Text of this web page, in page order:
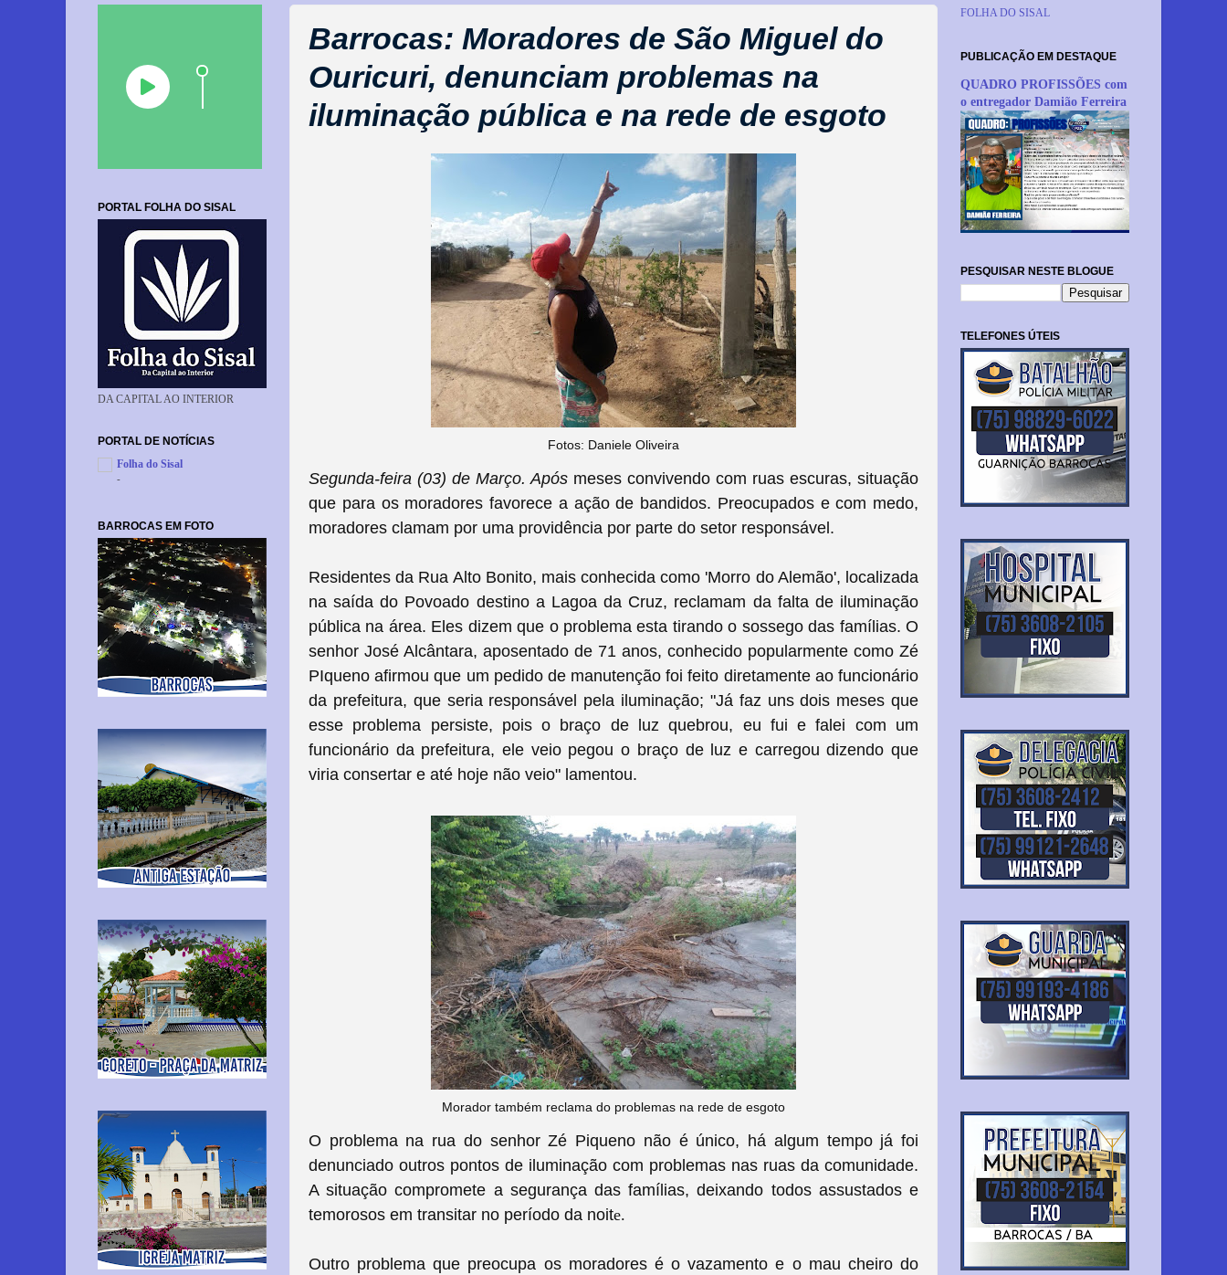
Barrocas: Moradores de São Miguel do
Ouricuri, denunciam problemas na
iluminação pública e na rede de esgoto
Fotos: Daniele Oliveira
Segunda-feira (03) de Março. Após meses convivendo com ruas escuras, situação
que para os moradores favorece a ação de bandidos. Preocupados e com medo,
moradores clamam por uma providência por parte do setor responsável.
Residentes da Rua Alto Bonito, mais conhecida como 'Morro do Alemão', localizada
na saída do Povoado destino a Lagoa da Cruz, reclamam da falta de iluminação
pública na área. Eles dizem que o problema esta tirando o sossego das famílias. O
senhor José Alcântara, aposentado de 71 anos, conhecido popularmente como Zé
PIqueno afirmou que um pedido de manutenção foi feito diretamente ao funcionário
da prefeitura, que seria responsável pela iluminação; "Já faz uns dois meses que
esse problema persiste, pois o braço de luz quebrou, eu fui e falei com um
funcionário da prefeitura, ele veio pegou o braço de luz e carregou dizendo que
viria consertar e até hoje não veio" lamentou.
Morador também reclama do problemas na rede de esgoto
O problema na rua do senhor Zé Piqueno não é único, há algum tempo já foi
denunciado outros pontos de iluminação com problemas nas ruas da comunidade.
A situação compromete a segurança das famílias, deixando todos assustados e
temorosos em transitar no período da noite.
Outro problema que preocupa os moradores é o vazamento e o mau cheiro do
PORTAL FOLHA DO SISAL
DA CAPITAL AO INTERIOR
PORTAL DE NOTÍCIAS
Folha do Sisal
-
BARROCAS EM FOTO
FOLHA DO SISAL
PUBLICAÇÃO EM DESTAQUE
QUADRO PROFISSÕES com
o entregador Damião Ferreira
PESQUISAR NESTE BLOGUE
TELEFONES ÚTEIS